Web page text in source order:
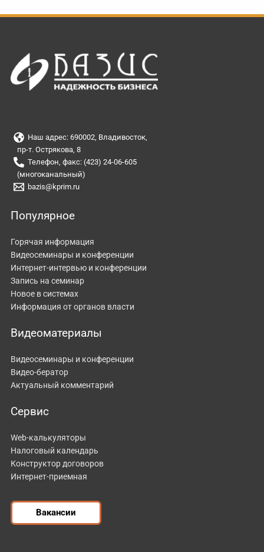
Наш адрес: 690002, Владивосток,
пр-т. Острякова, 8
Телефон, факс: (423) 24-06-605
(многоканальный)
bazis@kprim.ru
Популярное
Горячая информация
Видеосеминары и конференции
Интернет-интервью и конференции
Запись на семинар
Новое в системах
Информация от органов власти
Видеоматериалы
Видеосеминары и конференции
Видео-бератор
Актуальный комментарий
Сервис
Web-калькуляторы
Налоговый календарь
Конструктор договоров
Интернет-приемная
Вакансии